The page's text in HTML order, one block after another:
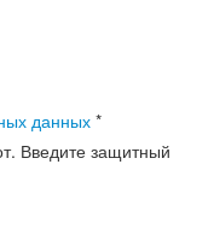
данных *
Введите защитный